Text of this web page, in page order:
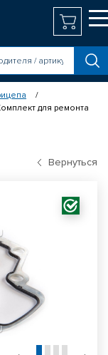
/
для ремонта
Вернуться